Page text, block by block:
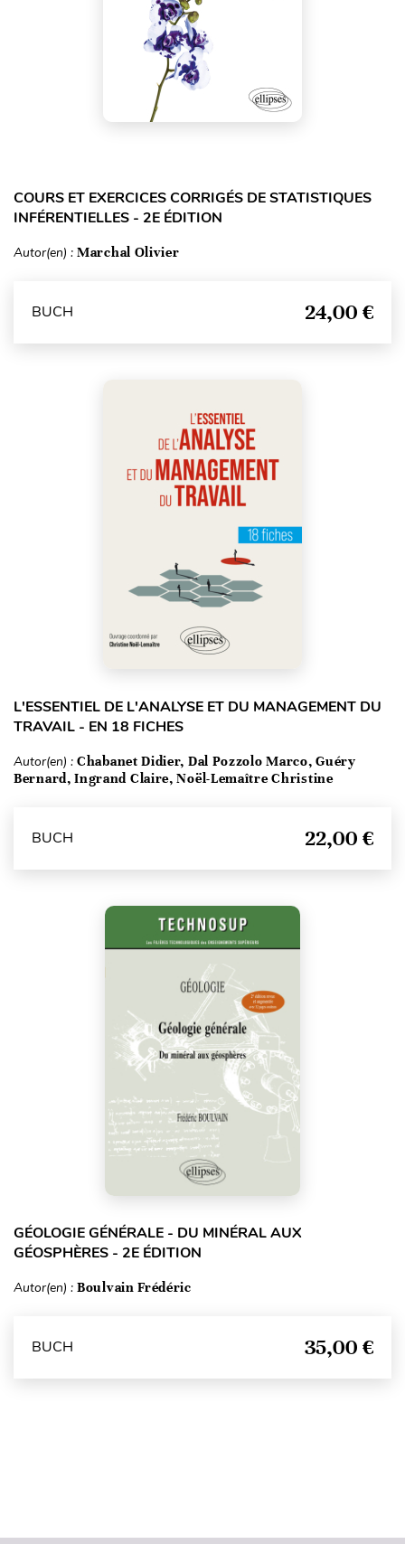
COURS ET EXERCICES CORRIGÉS DE STATISTIQUES
INFÉRENTIELLES - 2E ÉDITION
Autor(en) : Marchal Olivier
BUCH 24,00 €
L'ESSENTIEL DE L'ANALYSE ET DU MANAGEMENT DU
TRAVAIL - EN 18 FICHES
Autor(en) : Chabanet Didier, Dal Pozzolo Marco, Guéry
Bernard, Ingrand Claire, Noël-Lemaître Christine
BUCH 22,00 €
GÉOLOGIE GÉNÉRALE - DU MINÉRAL AUX
GÉOSPHÈRES - 2E ÉDITION
Autor(en) : Boulvain Frédéric
BUCH 35,00 €